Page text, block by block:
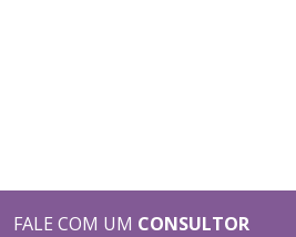
FALE COM UM CONSULTOR